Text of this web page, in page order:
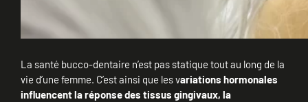
La santé bucco-dentaire n’est pas statique tout au long de la
vie d’une femme. C’est ainsi que les variations hormonales
influencent la réponse des tissus gingivaux, la